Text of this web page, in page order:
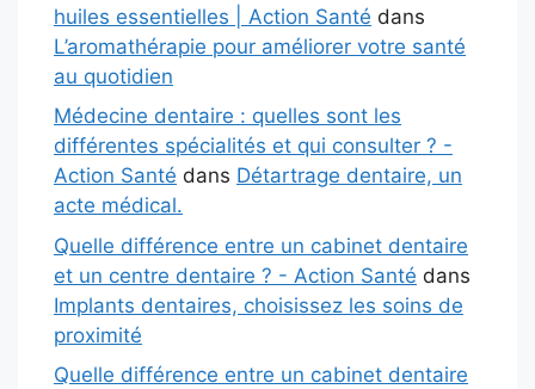
huiles essentielles | Action Santé dans
L’aromathérapie pour améliorer votre santé
au quotidien
Médecine dentaire : quelles sont les
différentes spécialités et qui consulter ? -
Action Santé dans Détartrage dentaire, un
acte médical.
Quelle différence entre un cabinet dentaire
et un centre dentaire ? - Action Santé dans
Implants dentaires, choisissez les soins de
proximité
Quelle différence entre un cabinet dentaire